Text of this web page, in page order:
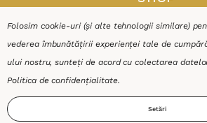
Folosim cookie-uri (și alte tehnologii similare)
vederea îmbunătățirii experienței tale de
ului nostru, sunteți de acord cu colectarea
Politica de confidențialitate.
Setări